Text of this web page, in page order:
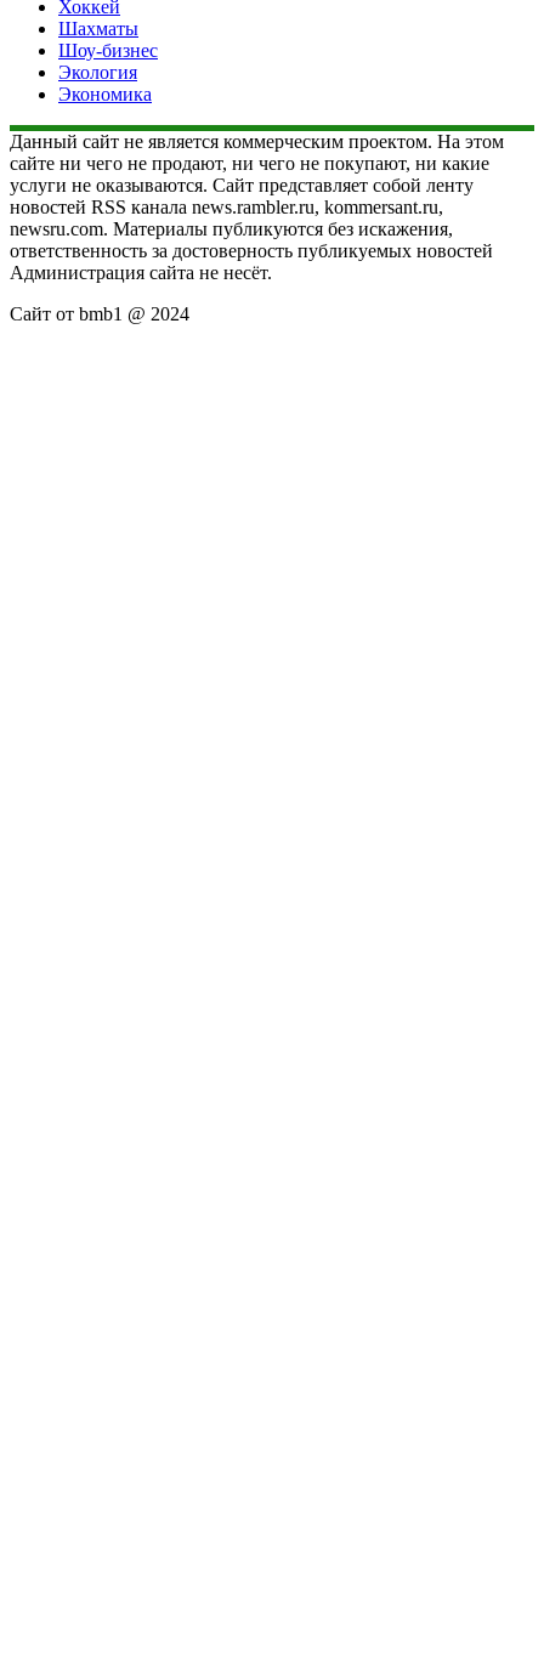
Хоккей
Шахматы
Шоу-бизнес
Экология
Экономика
Данный сайт не является коммерческим проектом. На этом
сайте ни чего не продают, ни чего не покупают, ни какие
услуги не оказываются. Сайт представляет собой ленту
новостей RSS канала news.rambler.ru, kommersant.ru,
newsru.com. Материалы публикуются без искажения,
ответственность за достоверность публикуемых новостей
Администрация сайта не несёт.
Сайт от bmb1 @ 2024